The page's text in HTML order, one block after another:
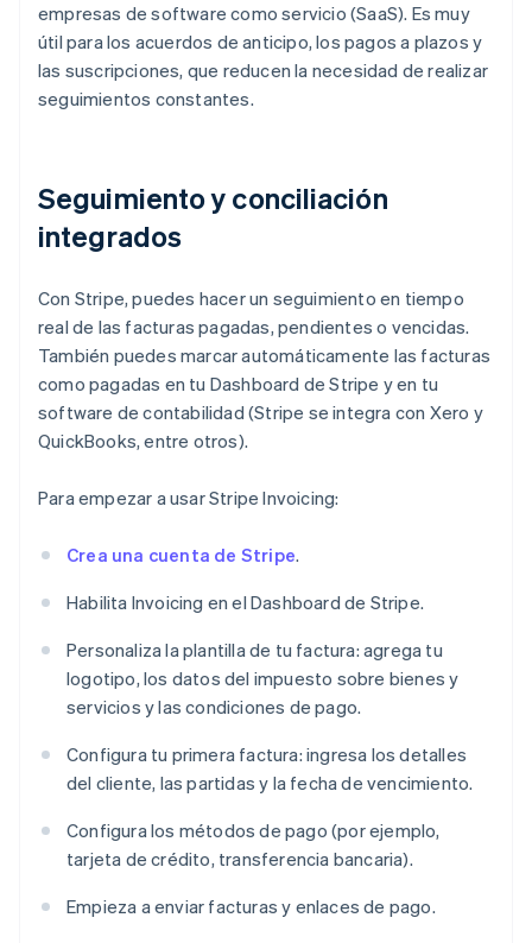
empresas de software como servicio (SaaS). Es muy
útil para los acuerdos de anticipo, los pagos a plazos y
las suscripciones, que reducen la necesidad de realizar
seguimientos constantes.
Seguimiento y conciliación
integrados
Con Stripe, puedes hacer un seguimiento en tiempo
real de las facturas pagadas, pendientes o vencidas.
También puedes marcar automáticamente las facturas
como pagadas en tu Dashboard de Stripe y en tu
software de contabilidad (Stripe se integra con Xero y
QuickBooks, entre otros).
Para empezar a usar Stripe Invoicing:
Crea una cuenta de Stripe.
Habilita Invoicing en el Dashboard de Stripe.
Personaliza la plantilla de tu factura: agrega tu
logotipo, los datos del impuesto sobre bienes y
servicios y las condiciones de pago.
Configura tu primera factura: ingresa los detalles
del cliente, las partidas y la fecha de vencimiento.
Configura los métodos de pago (por ejemplo,
tarjeta de crédito, transferencia bancaria).
Empieza a enviar facturas y enlaces de pago.